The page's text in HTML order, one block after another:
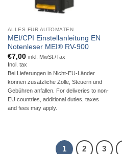
ALLES FÜR AUTOMATEN
MEI/CPI Einstellanleitung EN
Notenleser MEI® RV-900
€7,00 inkl. MwSt./Tax
Incl. tax
Bei Lieferungen in Nicht-EU-Länder
können zusätzliche Zölle, Steuern und
Gebühren anfallen. For deliveries to non-
EU countries, additional duties, taxes
and fees may apply.
1 2 3